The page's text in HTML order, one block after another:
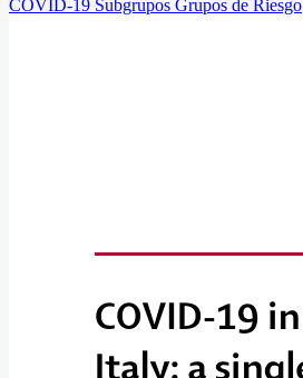
COVID-19 Subgrupos Grupos de Riesgo